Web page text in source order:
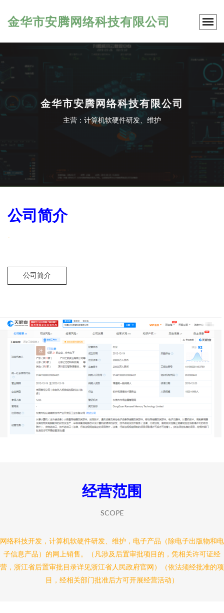
金华市安腾网络科技有限公司
金华市安腾网络科技有限公司
主营：计算机软硬件研发、维护
公司简介
-
公司简介
经营范围
SCOPE
网络科技开发，计算机软硬件研发、维护，电子产品（除电子出版物和电
子信息产品）的网上销售。（凡涉及后置审批项目的，凭相关许可证经
营，浙江省后置审批目录详见浙江省人民政府官网）（依法须经批准的项
目，经相关部门批准后方可开展经营活动）